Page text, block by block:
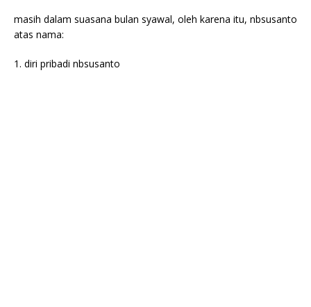
masih dalam suasana bulan syawal, oleh karena itu, nbsusanto
atas nama:
1. diri pribadi nbsusanto